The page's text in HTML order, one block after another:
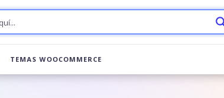
TEMAS WOOCOMMERCE